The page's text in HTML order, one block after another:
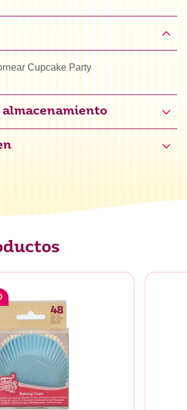
Cupcake Party
almacenamiento